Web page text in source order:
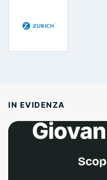
IN EVIDENZA